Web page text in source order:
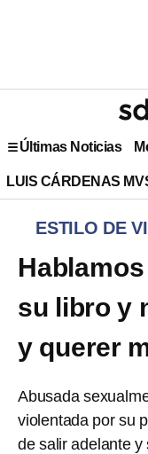
Últimas Noticias
LUIS CÁRDENAS
ESTILO DE
su libro y
y querer
Abusada
violentada por su
de salir adelante